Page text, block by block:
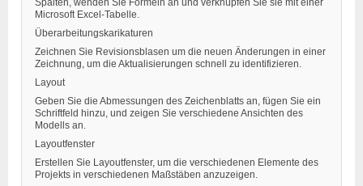
Microsoft Excel-Tabelle.
Überarbeitungskarikaturen
Zeichnen Sie Revisionsblasen um die neuen Änderungen in einer
Zeichnung, um die Aktualisierungen schnell zu identifizieren.
Layout
Geben Sie die Abmessungen des Zeichenblatts an, fügen Sie ein
Schriftfeld hinzu, und zeigen Sie verschiedene Ansichten des
Modells an.
Layoutfenster
Erstellen Sie Layoutfenster, um die verschiedenen Elemente des
Projekts in verschiedenen Maßstäben anzuzeigen.